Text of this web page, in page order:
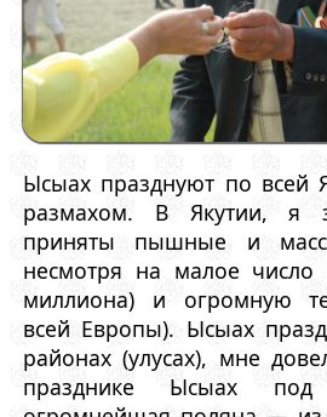
Ысыах празднуют по всей
размахом. В Якутии, я
приняты пышные и
несмотря на малое
миллиона) и огромную
всей Европы). Ысыах
районах (улусах), мне
празднике Ысыах под